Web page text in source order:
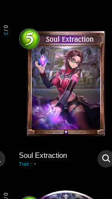
0
/
3
Soul Extraction
Trait : -
0
/